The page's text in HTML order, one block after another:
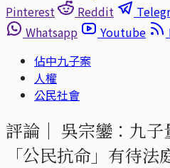
Pinterest
Reddit
Whatsapp
Youtube
佔中九子案
人權
公民社會
評論｜ 吳宗鑾：九
「公民抗命」有待法